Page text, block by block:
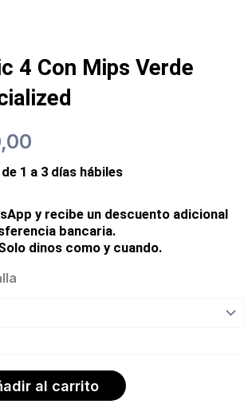
4 Con Mips Verde
precio
actual
es:
1 a 3 días hábiles
y recibe un descuento adicional
bancaria.
dinos como y cuando.
al carrito